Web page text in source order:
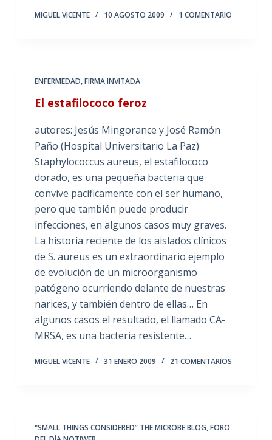
MIGUEL VICENTE 10 AGOSTO 2009 1 COMENTARIO
ENFERMEDAD,FIRMA INVITADA
El estafilococo feroz
autores: Jesús Mingorance y José Ramón
Paño (Hospital Universitario La Paz)
Staphylococcus aureus, el estafilococo
dorado, es una pequeña bacteria que
convive pacíficamente con el ser humano,
pero que también puede producir
infecciones, en algunos casos muy graves.
La historia reciente de los aislados clínicos
de S. aureus es un extraordinario ejemplo
de evolución de un microorganismo
patógeno ocurriendo delante de nuestras
narices, y también dentro de ellas… En
algunos casos el resultado, el llamado CA-
MRSA, es una bacteria resistente…
MIGUEL VICENTE 31 ENERO 2009 21 COMENTARIOS
"SMALL THINGS CONSIDERED” THE MICROBE BLOG,FORO